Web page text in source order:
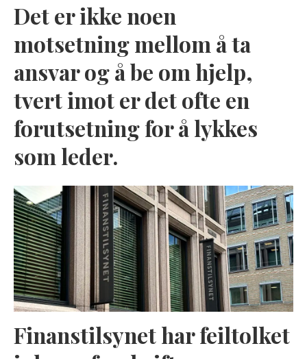
Det er ikke noen
motsetning mellom å ta
ansvar og å be om hjelp,
tvert imot er det ofte en
forutsetning for å lykkes
som leder.
Finanstilsynet har feiltolket